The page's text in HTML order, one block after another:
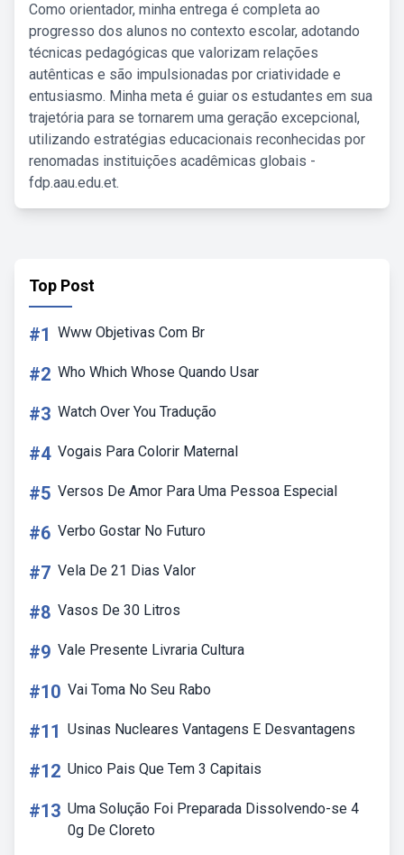
Como orientador, minha entrega é completa ao
progresso dos alunos no contexto escolar, adotando
técnicas pedagógicas que valorizam relações
autênticas e são impulsionadas por criatividade e
entusiasmo. Minha meta é guiar os estudantes em sua
trajetória para se tornarem uma geração excepcional,
utilizando estratégias educacionais reconhecidas por
renomadas instituições acadêmicas globais -
fdp.aau.edu.et.
Top Post
#1 Www Objetivas Com Br
#2 Who Which Whose Quando Usar
#3 Watch Over You Tradução
#4 Vogais Para Colorir Maternal
#5 Versos De Amor Para Uma Pessoa Especial
#6 Verbo Gostar No Futuro
#7 Vela De 21 Dias Valor
#8 Vasos De 30 Litros
#9 Vale Presente Livraria Cultura
#10 Vai Toma No Seu Rabo
#11 Usinas Nucleares Vantagens E Desvantagens
#12 Unico Pais Que Tem 3 Capitais
#13 Uma Solução Foi Preparada Dissolvendo-se 4
0g De Cloreto